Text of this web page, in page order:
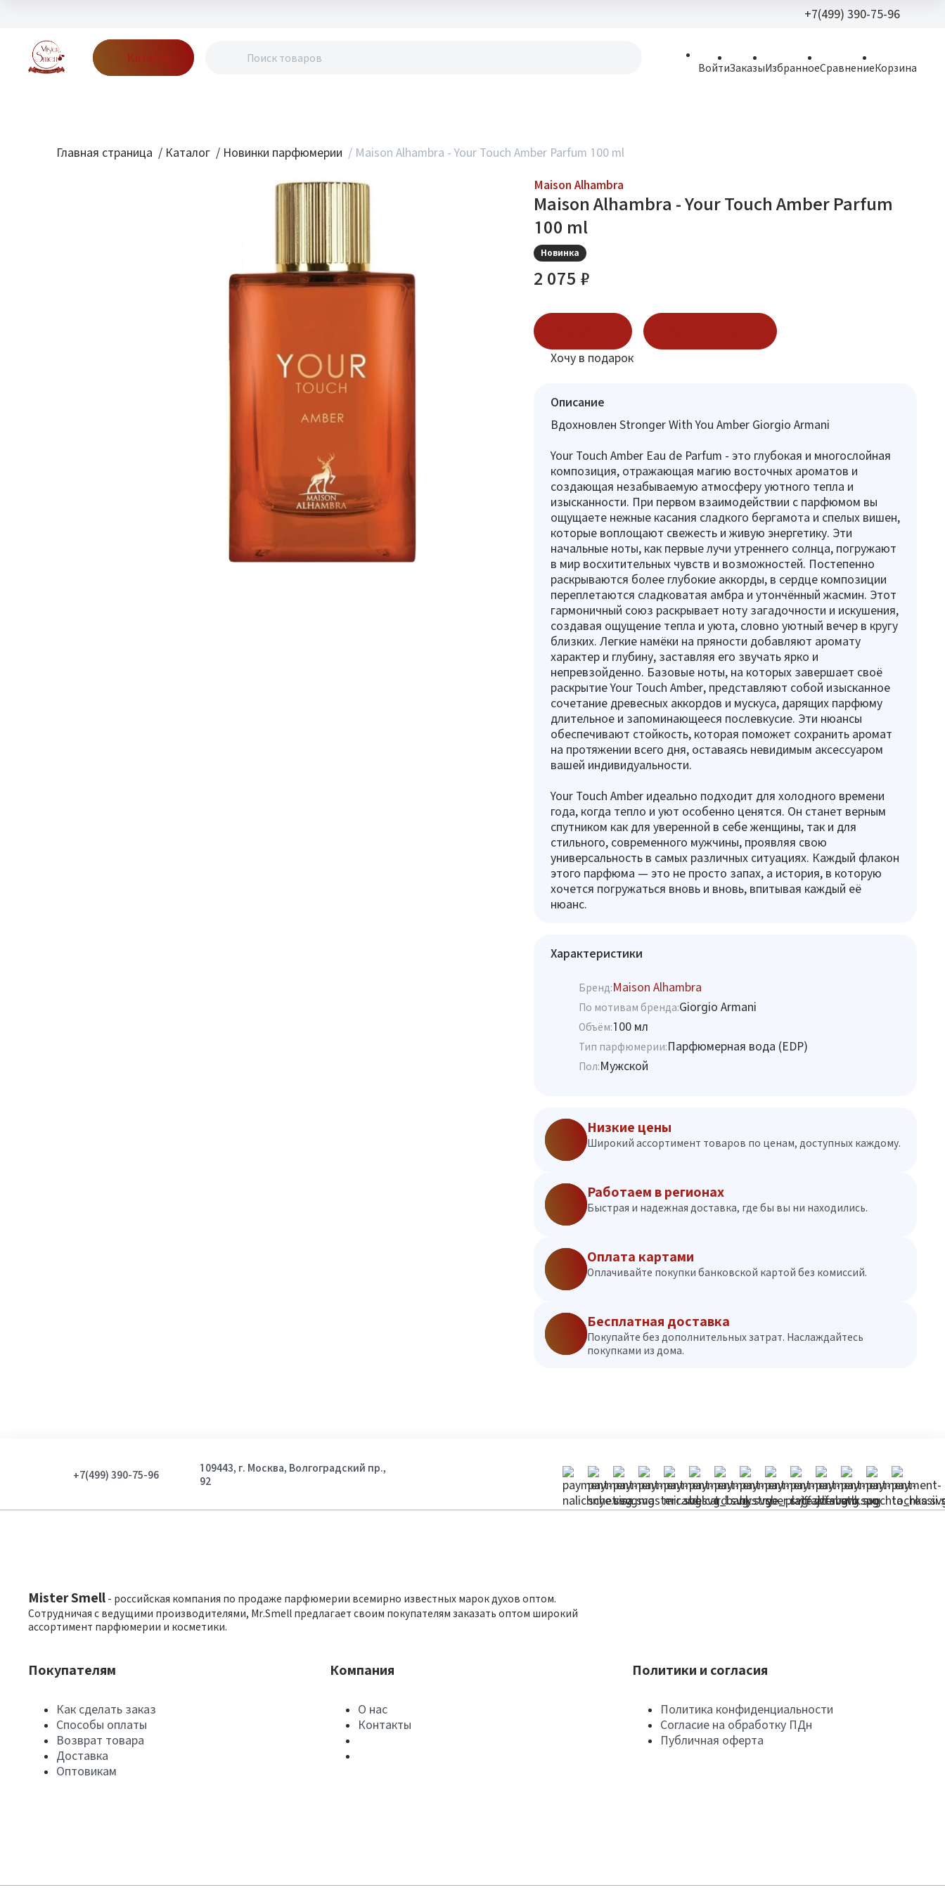
+7(499) 390-75-96
Каталог
ВойтиЗаказыИзбранноеСравнениеКорзина
Главная страница / Каталог / Новинки парфюмерии / Maison Alhambra - Your Touch Amber Parfum 100 ml
Maison Alhambra
Maison Alhambra - Your Touch Amber Parfum
100 ml
Новинка
2 075 ₽
Хочу в подарок
Описание
Вдохновлен Stronger With You Amber Giorgio Armani
Your Touch Amber Eau de Parfum - это глубокая и многослойная
композиция, отражающая магию восточных ароматов и
создающая незабываемую атмосферу уютного тепла и
изысканности. При первом взаимодействии с парфюмом вы
ощущаете нежные касания сладкого бергамота и спелых вишен,
которые воплощают свежесть и живую энергетику. Эти
начальные ноты, как первые лучи утреннего солнца, погружают
в мир восхитительных чувств и возможностей. Постепенно
раскрываются более глубокие аккорды, в сердце композиции
переплетаются сладковатая амбра и утончённый жасмин. Этот
гармоничный союз раскрывает ноту загадочности и искушения,
создавая ощущение тепла и уюта, словно уютный вечер в кругу
близких. Легкие намёки на пряности добавляют аромату
характер и глубину, заставляя его звучать ярко и
непревзойденно. Базовые ноты, на которых завершает своё
раскрытие Your Touch Amber, представляют собой изысканное
сочетание древесных аккордов и мускуса, дарящих парфюму
длительное и запоминающееся послевкусие. Эти нюансы
обеспечивают стойкость, которая поможет сохранить аромат
на протяжении всего дня, оставаясь невидимым аксессуаром
вашей индивидуальности.
Your Touch Amber идеально подходит для холодного времени
года, когда тепло и уют особенно ценятся. Он станет верным
спутником как для уверенной в себе женщины, так и для
стильного, современного мужчины, проявляя свою
универсальность в самых различных ситуациях. Каждый флакон
этого парфюма — это не просто запах, а история, в которую
хочется погружаться вновь и вновь, впитывая каждый её
нюанс.
Характеристики
Бренд:Maison Alhambra
По мотивам бренда:Giorgio Armani
Объём:100 мл
Тип парфюмерии:Парфюмерная вода (EDP)
Пол:Мужской
Низкие цены
Широкий ассортимент товаров по ценам, доступных каждому.
Работаем в регионах
Быстрая и надежная доставка, где бы вы ни находились.
Оплата картами
Оплачивайте покупки банковской картой без комиссий.
Бесплатная доставка
Покупайте без дополнительных затрат. Наслаждайтесь
покупками из дома.
+7(499) 390-75-96
109443, г. Москва, Волгоградский пр.,
92
Mister Smell - российская компания по продаже парфюмерии всемирно известных марок духов оптом.
Сотрудничая с ведущими производителями, Mr.Smell предлагает своим покупателям заказать оптом широкий
ассортимент парфюмерии и косметики.
Покупателям
Как сделать заказ
Способы оплаты
Возврат товара
Доставка
Оптовикам
Компания
О нас
Контакты
Политики и согласия
Политика конфиденциальности
Согласие на обработку ПДн
Публичная оферта